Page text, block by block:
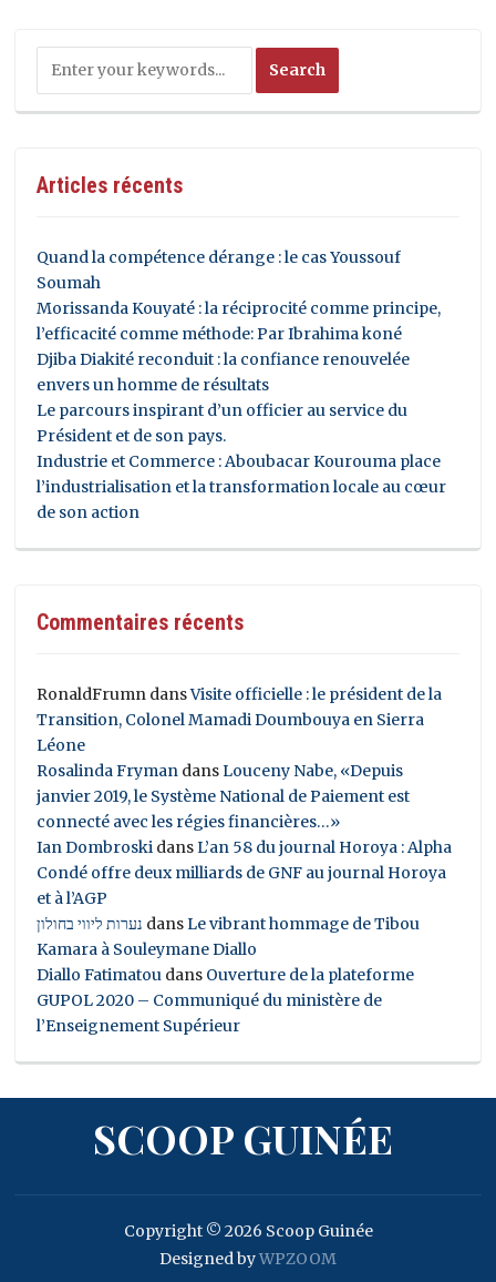
Articles récents
Quand la compétence dérange : le cas Youssouf
Soumah
Morissanda Kouyaté : la réciprocité comme principe,
l’efficacité comme méthode: Par Ibrahima koné
Djiba Diakité reconduit : la confiance renouvelée
envers un homme de résultats
Le parcours inspirant d’un officier au service du
Président et de son pays.
Industrie et Commerce : Aboubacar Kourouma place
l’industrialisation et la transformation locale au cœur
de son action
Commentaires récents
RonaldFrumn dansVisite officielle : le président de la
Transition, Colonel Mamadi Doumbouya en Sierra
Léone
Rosalinda Fryman dansLouceny Nabe, «Depuis
janvier 2019, le Système National de Paiement est
connecté avec les régies financières…»
Ian Dombroski dansL’an 58 du journal Horoya : Alpha
Condé offre deux milliards de GNF au journal Horoya
et à l’AGP
נערות ליווי בחולון dansLe vibrant hommage de Tibou
Kamara à Souleymane Diallo
Diallo Fatimatou dans Ouverture de la plateforme
GUPOL 2020 – Communiqué du ministère de
l’Enseignement Supérieur
SCOOP GUINÉE
Copyright © 2026 Scoop Guinée
Designed byWPZOOM